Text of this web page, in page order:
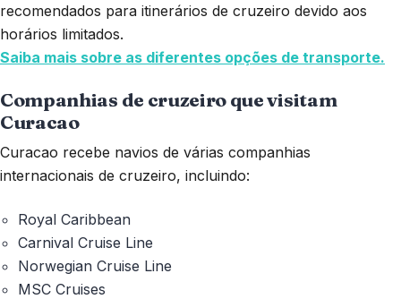
recomendados para itinerários de cruzeiro devido aos
horários limitados.
Saiba mais sobre as diferentes opções de transporte.
Companhias de cruzeiro que visitam
Curacao
Curacao recebe navios de várias companhias
internacionais de cruzeiro, incluindo:
Royal Caribbean
Carnival Cruise Line
Norwegian Cruise Line
MSC Cruises